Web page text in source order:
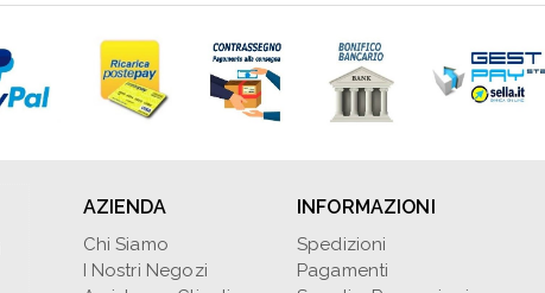
AZIENDA
Chi Siamo
I Nostri Negozi
INFORMAZIONI
Spedizioni
Pagamenti